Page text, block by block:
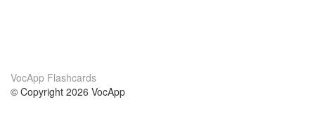
VocApp Flashcards
© Copyright 2026 VocApp